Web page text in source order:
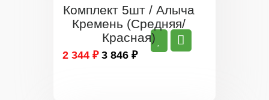
Комплект 5шт / Алыча
Кремень (Средняя/
Красная)
2 344 ₽ 3 846 ₽